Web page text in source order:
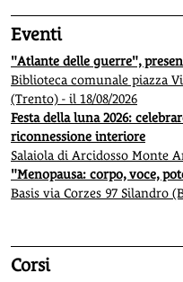
Eventi
"Atlante delle guerre",
Biblioteca comunale piazza
(Trento) - il 18/08/2026
Festa della luna 2026:
riconnessione interiore
Salaiola di Arcidosso Monte
"Menopausa: corpo, voce,
Basis via Corzes 97 Silandro
Corsi